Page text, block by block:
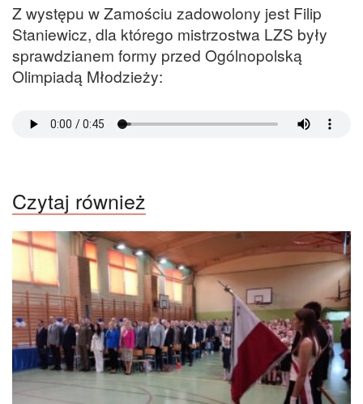
Z występu w Zamościu zadowolony jest Filip
Staniewicz, dla którego mistrzostwa LZS były
sprawdzianem formy przed Ogólnopolską
Olimpiadą Młodzieży:
Czytaj również